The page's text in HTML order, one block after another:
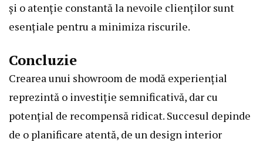
și o atenție constantă la nevoile clienților sunt
esențiale pentru a minimiza riscurile.
Concluzie
Crearea unui showroom de modă experiențial
reprezintă o investiție semnificativă, dar cu
potențial de recompensă ridicat. Succesul depinde
de o planificare atentă, de un design interior